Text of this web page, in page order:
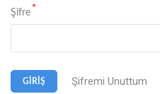
*
Şifre
GİRİŞ
Şifremi Unuttum